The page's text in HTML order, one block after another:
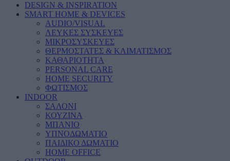
DESIGN & INSPIRATION
SMART HOME & DEVICES
AUDIO/VISUAL
ΛΕΥΚΕΣ ΣΥΣΚΕΥΕΣ
ΜΙΚΡΟΣΥΣΚΕΥΕΣ
ΘΕΡΜΟΣΤΑΤΕΣ & ΚΛΙΜΑΤΙΣΜΟΣ
ΚΑΘΑΡΙΟΤΗΤΑ
PERSONAL CARE
HOME SECURITY
ΦΩΤΙΣΜΟΣ
INDOOR
ΣΑΛΟΝΙ
ΚΟΥΖΙΝΑ
ΜΠΑΝΙΟ
ΥΠΝΟΔΩΜΑΤΙΟ
ΠΑΙΔΙΚΟ ΔΩΜΑΤΙΟ
HOME OFFICE